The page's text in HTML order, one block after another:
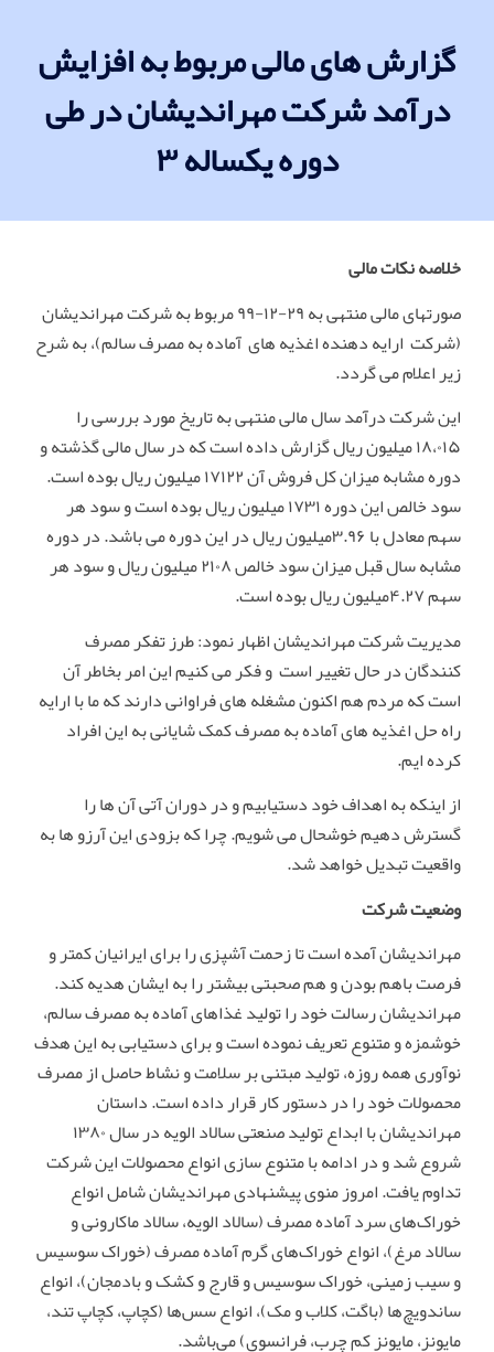
گزارش های مالی مربوط به افزایش
درآمد شرکت مهراندیشان در طی
دوره یکساله ۳
خلاصهنکات مالی
صورتهای مالی منتهی به ۲۹-۱۲-۹۹ مربوط به شرکت مهراندیشان
(شرکت ارایه دهنده اغذیه های آماده به مصرف سالم)، به شرح
زیر اعلام می گردد.
این شرکت درآمد سال مالی منتهی به تاریخ مورد بررسی را
۱۸،۰۱۵ میلیون ریال گزارش داده است که در سال مالی گذشته و
دوره مشابه میزان کل فروش آن ۱۷۱۲۲ میلیون ریال بوده است.
سود خالص این دوره ۱۷۳۱ میلیون ریال بوده است و سود هر
سهم معادل با ۳.۹۶میلیون ریال در این دوره می باشد. در دوره
مشابه سال قبل میزان سود خالص ۲۱۰۸ میلیون ریال و سود هر
سهم ۴.۲۷میلیون ریال بوده است.
مدیریت شرکت مهراندیشان اظهار نمود: طرز تفکر مصرف
کنندگان در حال تغییر است و فکر می کنیم این امر بخاطر آن
است که مردم هم اکنون مشغله های فراوانی دارند که ما با ارایه
راه حل اغذیه های آماده به مصرف کمک شایانی به این افراد
کرده ایم.
از اینکه به اهداف خود دستیابیم و در دوران آتی آن ها را
گسترش دهیم خوشحال می شویم. چرا که بزودی این آرزو ها به
واقعیت تبدیل خواهد شد.
وضعیت شرکت
مهراندیشان آمده است تا زحمت آشپزی را برای ایرانیان کمتر و
فرصت باهم بودن و هم صحبتی بیشتر را به ایشان هدیه کند.
مهراندیشان رسالت خود را تولید غذاهای آماده به مصرف سالم،
خوشمزه و متنوع تعریف نموده است و برای دستیابی به این هدف
نوآوری همه روزه، تولید مبتنی بر سلامت و نشاط حاصل از مصرف
محصولات خود را در دستور کار قرار داده است. داستان
مهراندیشان با ابداع تولید صنعتی سالاد الویه در سال ۱۳۸۰
شروع شد و در ادامه با متنوع سازی انواع محصولات این شرکت
تداوم یافت. امروز منوی پیشنهادی مهراندیشان شامل انواع
خوراک‌های سرد آماده مصرف (سالاد الویه، سالاد ماکارونی و
سالاد مرغ)، انواع خوراک‌های گرم آماده مصرف (خوراک سوسیس
و سیب زمینی، خوراک سوسیس و قارج و کشک و بادمجان)، انواع
ساندویچ‌ها (باگت، کلاب و مک)‌، انواع سس‌ها (کچاپ، کچاپ تند،
مایونز، مایونز کم چرب، فرانسوی) می‌باشد.